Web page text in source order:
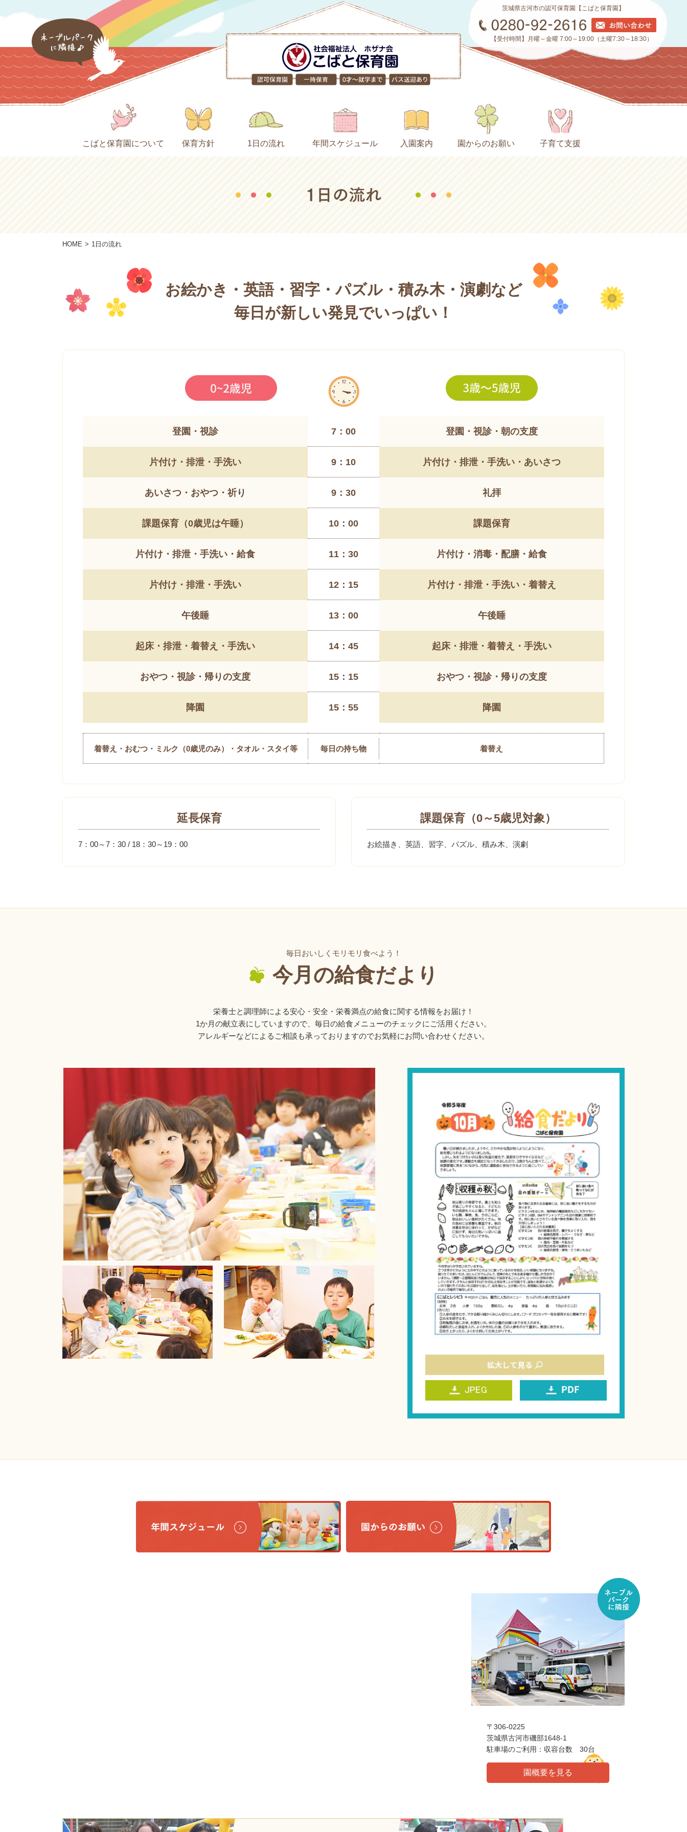
茨城県古河市の認可保育園【こばと保育園】
【受付時間】月曜～金曜 7:00～19:00（土曜7:30～18:30）
こばと保育園について 保育方針 1日の流れ 年間スケジュール 入園案内 園からのお願い 子育て支援
HOME 1日の流れ
お絵かき・英語・習字・パズル・積み木・演劇など
毎日が新しい発見でいっぱい！
7：00
登園・視診
9：10
片付け・排泄・手洗い
9：30
あいさつ・おやつ・祈り
10：00
課題保育（0歳児は午睡）
11：30
片付け・排泄・手洗い・給食
12：15
片付け・排泄・手洗い
13：00
午後睡
14：45
起床・排泄・着替え・手洗い
15：15
おやつ・視診・帰りの支度
15：55
降園
毎日の持ち物
着替え・おむつ・ミルク（0歳児のみ）・タオル・スタイ等
登園・視診・朝の支度
片付け・排泄・手洗い・あいさつ
礼拝
課題保育
片付け・消毒・配膳・給食
片付け・排泄・手洗い・着替え
午後睡
起床・排泄・着替え・手洗い
おやつ・視診・帰りの支度
降園
着替え
延長保育
7：00～7：30 / 18：30～19：00
課題保育（0～5歳児対象）
お絵描き、英語、習字、パズル、積み木、演劇
毎日おいしくモリモリ食べよう！
今月の給食だより
栄養士と調理師による安心・安全・栄養満点の給食に関する情報をお届け！
1か月の献立表にしていますので、毎日の給食メニューのチェックにご活用ください。
アレルギーなどによるご相談も承っておりますのでお気軽にお問い合わせください。
〒306-0225
茨城県古河市磯部1648-1
駐車場のご利用：収容台数 30台
園概要を見る